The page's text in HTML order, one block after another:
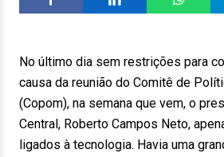
No último dia sem restrições para
causa da reunião do Comitê de
(Copom), na semana que vem, o
Central, Roberto Campos Neto,
ligados à tecnologia. Havia uma